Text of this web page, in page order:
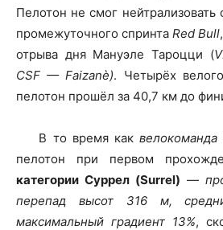
Пелотон не смог
промежуточного спринта Red Bull
отрыва дня Мануэле Тароцци (
CSF — Faizanè). Четырёх
пелотон прошёл за 40,7 км до
В то время как велокоманда
пелотон при первом
категории Суррел (Surrel) —
перепад высот 316 м,
максимальный градиент 13%,